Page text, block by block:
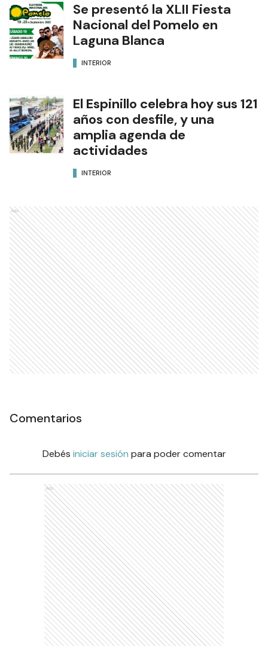
Se presentó la XLII Fiesta
Nacional del Pomelo en
Laguna Blanca
INTERIOR
El Espinillo celebra hoy sus 121
años con desfile, y una
amplia agenda de
actividades
INTERIOR
Ads
Comentarios
Debés iniciar sesión para poder comentar
Ads